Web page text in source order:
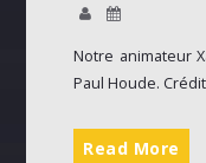
ALEX BOUCHARD
TOUS LES
Notre animateur
Paul Houde.
Read More